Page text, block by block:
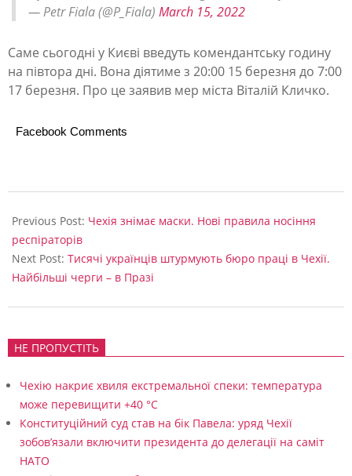
— Petr Fiala (@P_Fiala) March 15, 2022
Саме сьогодні у Києві введуть комендантську годину
на півтора дні. Вона діятиме з 20:00 15 березня до 7:00
17 березня. Про це заявив мер міста Віталій Кличко.
Facebook Comments
03-
15
Previous Post: Чехія знімає маски. Нові правила носіння
респіраторів
Next Post: Тисячі українців штурмують бюро праці в Чехії.
Найбільші черги – в Празі
НЕ ПРОПУСТІТЬ
Чехію накриє хвиля екстремальної спеки: температура
може перевищити +40 °C
Конституційний суд став на бік Павела: уряд Чехії
зобов’язали включити президента до делегації на саміт
НАТО